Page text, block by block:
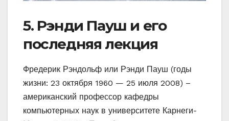
5. Рэнди Пауш и его
последняя лекция
Фредерик Рэндольф или Рэнди Пауш (годы
жизни: 23 октября 1960 — 25 июля 2008) –
американский профессор кафедры
компьютерных наук в университете Карнеги-